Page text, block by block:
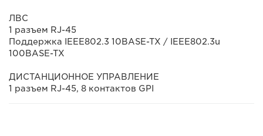
ЛВС
1 разъем RJ-45
Поддержка IEEE802.3 10BASE-TX / IEEE802.3u
100BASE-TX
ДИСТАНЦИОННОЕ УПРАВЛЕНИЕ
1 разъем RJ-45, 8 контактов GPI